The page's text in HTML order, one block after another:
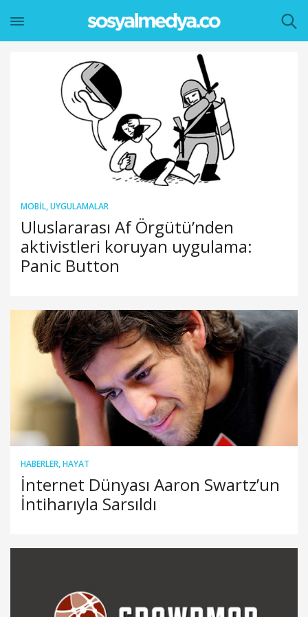
MOBIL,UYGULAMALAR
Uluslararası Af Örgütü’nden
aktivistleri koruyan uygulama:
Panic Button
HABERLER,HAYAT
İnternet Dünyası Aaron Swartz’un
İntiharıyla Sarsıldı